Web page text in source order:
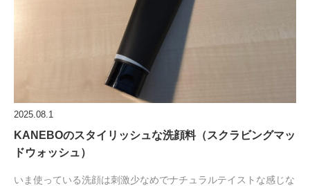
2025.08.1
KANEBOのスタイリッシュな洗顔料（スクラビングマッ
ドウォッシュ）
いま使っている洗顔は刺激少なめでナチュラルテイストな感じな